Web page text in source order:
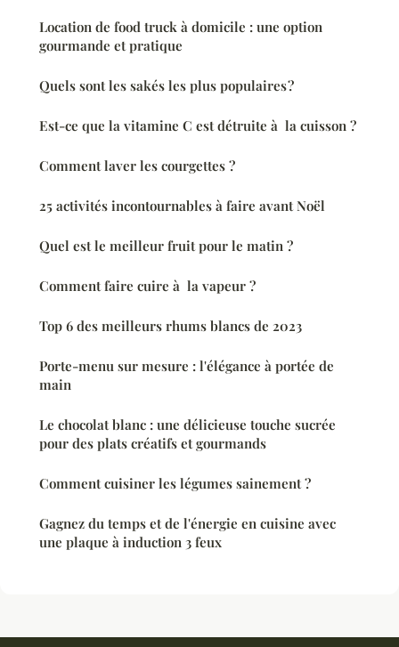
Location de food truck à domicile : une option
gourmande et pratique
Quels sont les sakés les plus populaires ?
Est-ce que la vitamine C est détruite à la cuisson ?
Comment laver les courgettes ?
25 activités incontournables à faire avant Noël
Quel est le meilleur fruit pour le matin ?
Comment faire cuire à la vapeur ?
Top 6 des meilleurs rhums blancs de 2023
Porte-menu sur mesure : l'élégance à portée de
main
Le chocolat blanc : une délicieuse touche sucrée
pour des plats créatifs et gourmands
Comment cuisiner les légumes sainement ?
Gagnez du temps et de l'énergie en cuisine avec
une plaque à induction 3 feux